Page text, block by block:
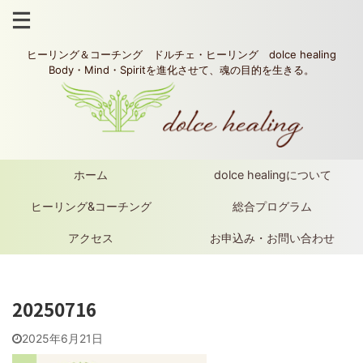
ヒーリング＆コーチング ドルチェ・ヒーリング dolce healing
Body・Mind・Spiritを進化させて、魂の目的を生きる。
ホーム dolce healingについて
ヒーリング&コーチング 総合プログラム
アクセス お申込み・お問い合わせ
20250716
2025年6月21日